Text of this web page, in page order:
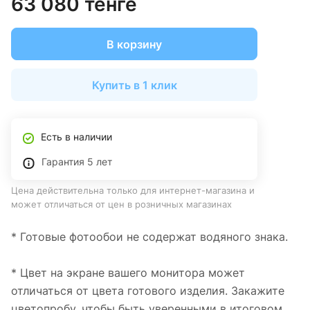
В корзину
Купить в 1 клик
Есть в наличии
Гарантия 5 лет
Цена действительна только для интернет-магазина и
может отличаться от цен в розничных магазинах
* Готовые фотообои не содержат водяного знака.
* Цвет на экране вашего монитора может
отличаться от цвета готового изделия. Закажите